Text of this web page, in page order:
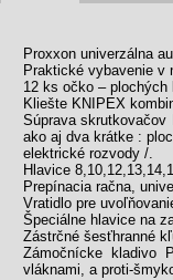
Proxxon univerzálna
Praktické vybavenie v
12 ks očko –
Kliešte KNIPEX
Súprava
ako aj dva krátke :
elektrické rozvody /.
Hlavice
Prepínacia račna,
Vratidlo pre
Špeciálne hlavice na
Zástrčné šesťhranné
Zámočnícke kladivo
vláknami, a proti-